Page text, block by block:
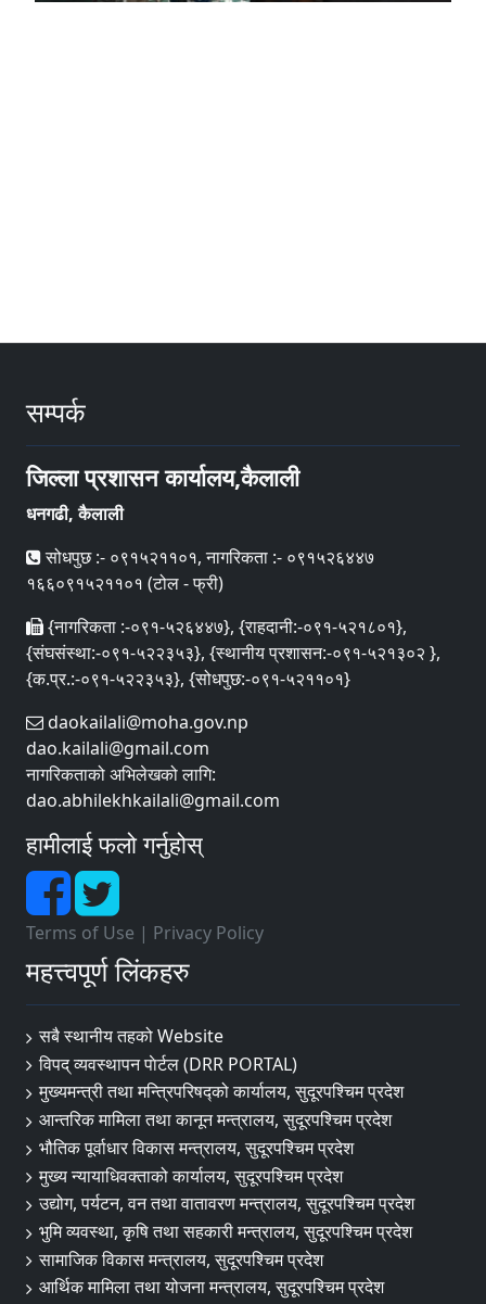
सम्पर्क
जिल्ला प्रशासन कार्यालय,कैलाली
धनगढी, कैलाली
सोधपुछ :- ०९१५२११०१, नागरिकता :- ०९१५२६४४७
१६६०९१५२११०१ (टोल - फ्री)
{नागरिकता :-०९१-५२६४४७}, {राहदानी:-०९१-५२१८०१},
{संघसंस्था:-०९१-५२२३५३}, {स्थानीय प्रशासन:-०९१-५२१३०२ },
{क.प्र.:-०९१-५२२३५३}, {सोधपुछ:-०९१-५२११०१}
daokailali@moha.gov.np
dao.kailali@gmail.com
नागरिकताको अभिलेखको लागि:
dao.abhilekhkailali@gmail.com
हामीलाई फलो गर्नुहोस्
Terms of Use | Privacy Policy
महत्त्वपूर्ण लिंकहरु
सबै स्थानीय तहको Website
विपद् व्यवस्थापन पाेर्टल (DRR PORTAL)
मुख्यमन्त्री तथा मन्त्रिपरिषद्को कार्यालय, सुदूरपश्चिम प्रदेश
आन्तरिक मामिला तथा कानून मन्त्रालय, सुदूरपश्चिम प्रदेश
भौतिक पूर्वाधार विकास मन्त्रालय, सुदूरपश्चिम प्रदेश
मुख्य न्यायाधिवक्ताको कार्यालय, सुदूरपश्चिम प्रदेश
उद्योग, पर्यटन, वन तथा वातावरण मन्त्रालय, सुदूरपश्चिम प्रदेश
भुमि व्यवस्था, कृषि तथा सहकारी मन्त्रालय, सुदूरपश्चिम प्रदेश
सामाजिक विकास मन्त्रालय, सुदूरपश्चिम प्रदेश
आर्थिक मामिला तथा योजना मन्त्रालय, सुदूरपश्चिम प्रदेश